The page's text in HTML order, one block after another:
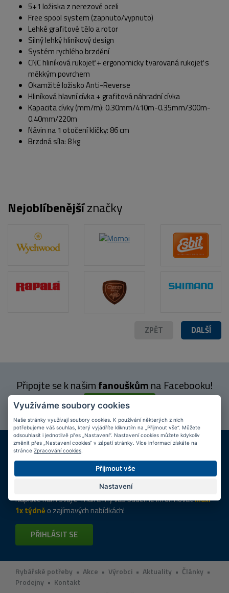
POPIS PRODUKTU
5+1 ložiska z nerezové oceli
Free spool system (zapnuto/vypnuto)
Lehké grafitové tělo a rotor
Silný lehký hliníkový design
Systém rychlého brzdění
CNC hliníková rukojeť + ergonomicky tvarovaná rukojeť s
měkkým povrchem
Okamžité ložisko Anti-Reverse
Hliníková hlavní cívka + grafitová náhradní cívka
Kapacita cívky (mm/m): 0.30mm/410m-0.35mm/300m-
0.40mm/220m
Návin na 1 otočení kličky: 86 cm
Brzdná síla: 8 kg
Nejoblíbenějšíznačky
DALŠÍ
ZPĚT
Připojte se k našimfanouškůmna Facebooku!
PŘIPOJIT SE
DOPRAVA ZDARMA
Při nákupu nad 2 000 Kč
KAMENNÉ PRODEJNY
Tipyk nákupu
Napište nám svůj e-mail a my vás budeme informovatmax.
1x týdně o zajímavých nabídkách!
PŘIHLÁSIT SE
Rybářské potřeby • Akce • Výrobci • Aktuality • Články •
Prodejny • Kontakt
Využíváme soubory cookies
Naše stránky využívají soubory cookies. K používání některých z nich
potřebujeme váš souhlas, který vyjádříte kliknutím na „Přijmout vše“. Můžete
odsouhlasit i jednotlivě přes „Nastavení“. Nastavení cookies můžete kdykoliv
změnit přes „Nastavení cookies“ v zápatí stránky. Více informací získáte na
stránce Zpracování cookies.
Přijmout vše
Nastavení